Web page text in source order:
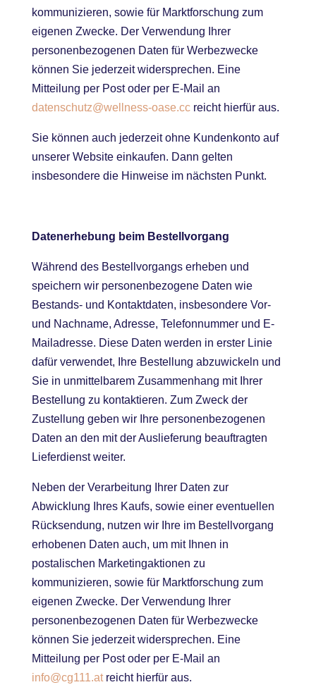
kommunizieren, sowie für Marktforschung zum
eigenen Zwecke. Der Verwendung Ihrer
personenbezogenen Daten für Werbezwecke
können Sie jederzeit widersprechen. Eine
Mitteilung per Post oder per E-Mail an
datenschutz@wellness-oase.ccreicht hierfür aus.
Sie können auch jederzeit ohne Kundenkonto auf
unserer Website einkaufen. Dann gelten
insbesondere die Hinweise im nächsten Punkt.
Datenerhebung beim Bestellvorgang
Während des Bestellvorgangs erheben und
speichern wir personenbezogene Daten wie
Bestands- und Kontaktdaten, insbesondere Vor-
und Nachname, Adresse, Telefonnummer und E-
Mailadresse. Diese Daten werden in erster Linie
dafür verwendet, Ihre Bestellung abzuwickeln und
Sie in unmittelbarem Zusammenhang mit Ihrer
Bestellung zu kontaktieren. Zum Zweck der
Zustellung geben wir Ihre personenbezogenen
Daten an den mit der Auslieferung beauftragten
Lieferdienst weiter.
Neben der Verarbeitung Ihrer Daten zur
Abwicklung Ihres Kaufs, sowie einer eventuellen
Rücksendung, nutzen wir Ihre im Bestellvorgang
erhobenen Daten auch, um mit Ihnen in
postalischen Marketingaktionen zu
kommunizieren, sowie für Marktforschung zum
eigenen Zwecke. Der Verwendung Ihrer
personenbezogenen Daten für Werbezwecke
können Sie jederzeit widersprechen. Eine
Mitteilung per Post oder per E-Mail an
info@cg111.atreicht hierfür aus.